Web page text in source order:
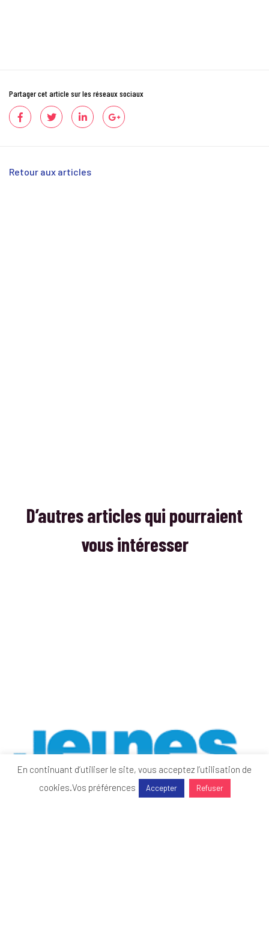
Partager cet article sur les réseaux sociaux
Retour aux articles
D’autres articles qui pourraient
vous intéresser
En continuant d’utiliser le site, vous acceptez l’utilisation de
cookies.Vos préférences Accepter Refuser